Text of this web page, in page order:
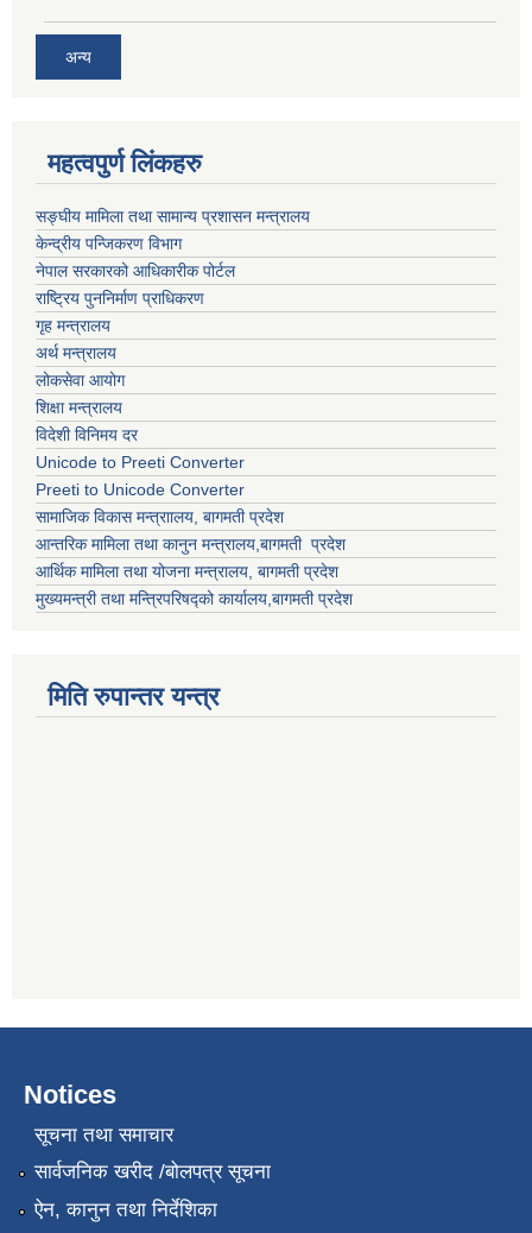
अन्य
महत्वपुर्ण लिंकहरु
सङ्घीय मामिला तथा सामान्य प्रशासन मन्त्रालय
केन्द्रीय पन्जिकरण विभाग
नेपाल सरकारको आधिकारीक पोर्टल
राष्ट्रिय पुननिर्माण प्राधिकरण
गृह मन्त्रालय
अर्थ मन्त्रालय
लोकसेवा आयोग
शिक्षा मन्त्रालय
विदेशी विनिमय दर
Unicode to Preeti Converter
Preeti to Unicode Converter
सामाजिक विकास मन्त्राालय, बागमती प्रदेश
आन्तरिक मामिला तथा कानुन मन्त्रालय,बागमती प्रदेश
आर्थिक मामिला तथा योजना मन्त्रालय, बागमती प्रदेश
मुख्यमन्त्री तथा मन्त्रिपरिषद्को कार्यालय,बागमती प्रदेश
मिति रुपान्तर यन्त्र
Notices
सूचना तथा समाचार
सार्वजनिक खरीद /बोलपत्र सूचना
ऐन, कानुन तथा निर्देशिका